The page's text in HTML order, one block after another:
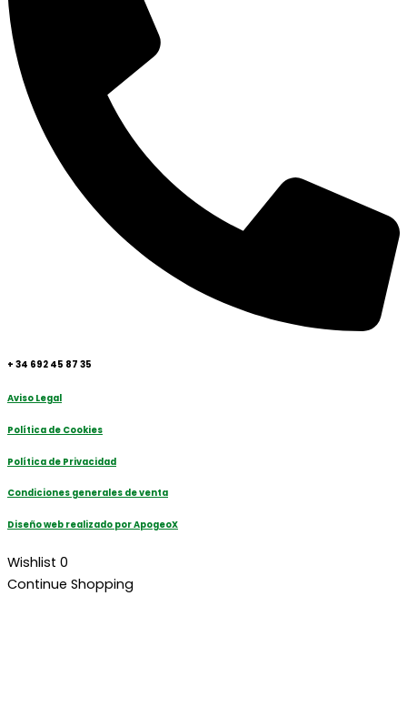
+ 34 692 45 87 35
Aviso Legal
Política de Cookies
Política de Privacidad
Condiciones generales de venta
Diseño web realizado por ApogeoX
Wishlist 0
Continue Shopping